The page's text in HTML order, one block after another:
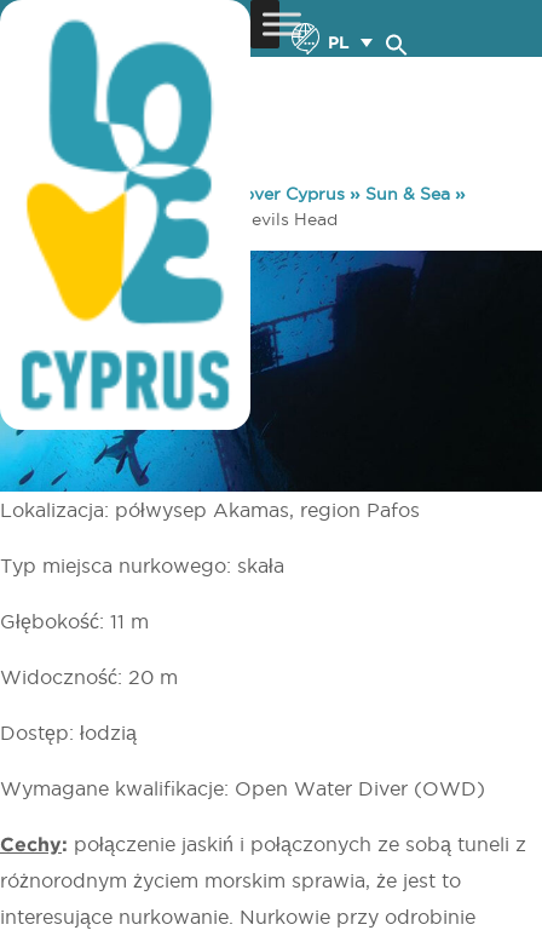
PL
You are here: Home »Discover Cyprus » Sun & Sea »
Diving
»Miejsce nurkowe Devils Head
Lokalizacja: półwysep Akamas, region Pafos
Typ miejsca nurkowego: skała
Głębokość: 11 m
Widoczność: 20 m
Dostęp: łodzią
Wymagane kwalifikacje: Open Water Diver (OWD)
Cechy: połączenie jaskiń i połączonych ze sobą tuneli z
różnorodnym życiem morskim sprawia, że jest to
interesujące nurkowanie. Nurkowie przy odrobinie